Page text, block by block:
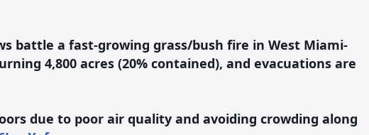
battle a fast-growing grass/bush fire in West Miami-
4,800 acres (20% contained), and evacuations are
due to poor air quality and avoiding crowding along